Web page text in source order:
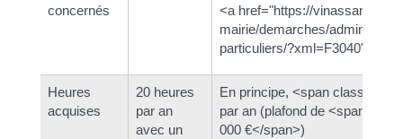
concernés
<a href="https://vinassan.fr/la-
mairie/demarches/
particuliers/?xml=F3040">
Heures
acquises
20 heures
par an
avec un
En principe, <span
par an (plafond de <span
000 €</span>)